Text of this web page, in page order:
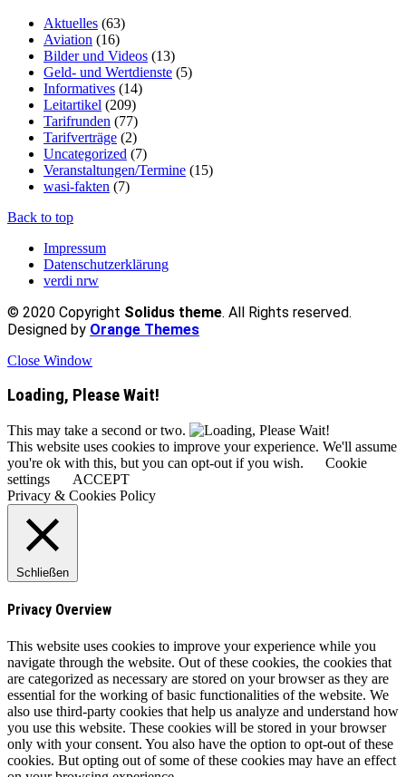
Aktuelles (63)
Aviation (16)
Bilder und Videos (13)
Geld- und Wertdienste (5)
Informatives (14)
Leitartikel (209)
Tarifrunden (77)
Tarifverträge (2)
Uncategorized (7)
Veranstaltungen/Termine (15)
wasi-fakten (7)
Back to top
Impressum
Datenschutzerklärung
verdi nrw
© 2020 Copyright Solidus theme. All Rights reserved.
Designed by Orange Themes
Close Window
Loading, Please Wait!
This may take a second or two.
This website uses cookies to improve your experience. We'll assume
you're ok with this, but you can opt-out if you wish.
Cookie
settings
ACCEPT
Privacy & Cookies Policy
Schließen
Privacy Overview
This website uses cookies to improve your experience while you
navigate through the website. Out of these cookies, the cookies that
are categorized as necessary are stored on your browser as they are
essential for the working of basic functionalities of the website. We
also use third-party cookies that help us analyze and understand how
you use this website. These cookies will be stored in your browser
only with your consent. You also have the option to opt-out of these
cookies. But opting out of some of these cookies may have an effect